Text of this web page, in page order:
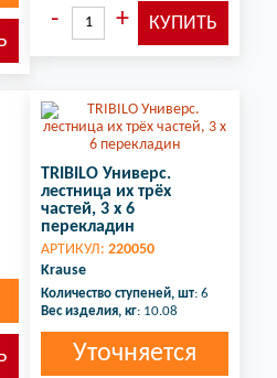
TRIBILO Универс.
лестница их трёх
частей, 3 х 6
перекладин
АРТИКУЛ: 220050
Krause
Количество ступеней, шт: 6
Вес изделия, кг: 10.08
Уточняется